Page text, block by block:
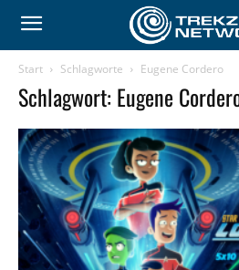
Start Schlagworte Eugene Cordero
Schlagwort: Eugene